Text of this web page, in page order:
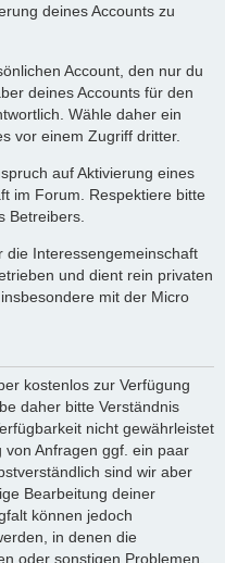
deines Accounts zu
Account, den nur du
deines Accounts für den
Wähle daher ein
vor einem Zugriff dritter.
auf Aktivierung eines
im Forum. Respektiere bitte
Betreibers.
die Interessengemeinschaft
und dient rein privaten
mit der Micro
kostenlos zur Verfügung
daher bitte Verständnis
nicht gewährleistet
Anfragen ggf. ein paar
sind wir aber
Bearbeitung deiner
können jedoch
in denen die
oder sonstigen Problemen,